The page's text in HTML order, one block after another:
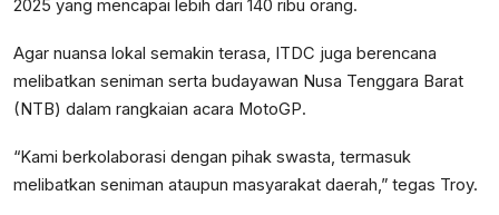
2025 yang mencapai lebih dari 140 ribu orang.
Agar nuansa lokal semakin terasa, ITDC juga berencana
melibatkan seniman serta budayawan Nusa Tenggara Barat
(NTB) dalam rangkaian acara MotoGP.
“Kami berkolaborasi dengan pihak swasta, termasuk
melibatkan seniman ataupun masyarakat daerah,” tegas Troy.